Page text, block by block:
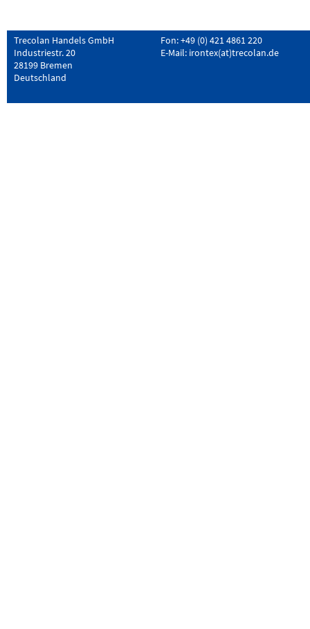
Trecolan Handels GmbH
Industriestr. 20
28199 Bremen
Deutschland
Fon: +49 (0) 421 4861 220
E-Mail: irontex(at)trecolan.de